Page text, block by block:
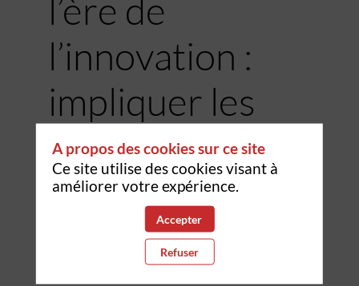
l’ère de
l’innovation :
impliquer les
épargnants
dans l’avenir de
leur patrimoine
A propos des cookies sur ce site
Ce site utilise des cookies visant à
améliorer votre expérience.
Accepter
Refuser